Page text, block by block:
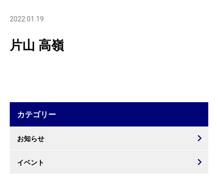
2022.01.19
片山 高嶺
カテゴリー
お知らせ
イベント